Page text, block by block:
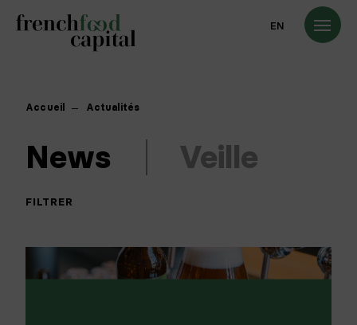
EN
Accueil Actualités
News Veille
FILTRER